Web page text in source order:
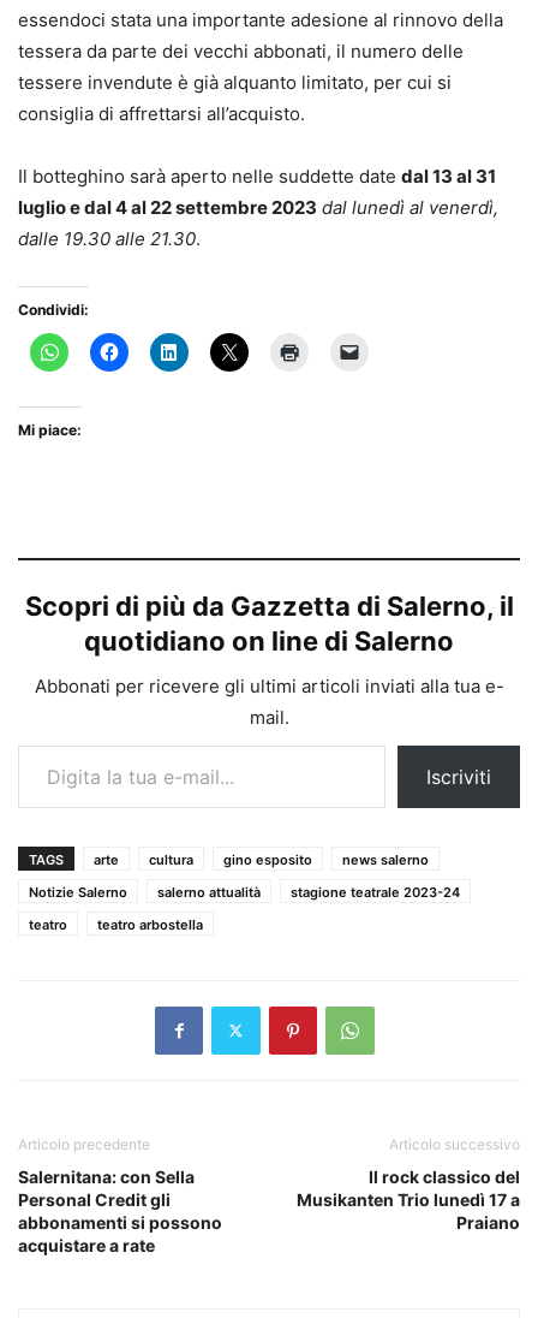
essendoci stata una importante adesione al rinnovo della
tessera da parte dei vecchi abbonati, il numero delle
tessere invendute è già alquanto limitato, per cui si
consiglia di affrettarsi all’acquisto.
Il botteghino sarà aperto nelle suddette date dal 13 al 31
luglio e dal 4 al 22 settembre 2023 dal lunedì al venerdì,
dalle 19.30 alle 21.30.
Condividi:
Mi piace:
Scopri di più da Gazzetta di Salerno, il
quotidiano on line di Salerno
Abbonati per ricevere gli ultimi articoli inviati alla tua e-
mail.
Digita la tua e-mail...
Iscriviti
TAGS arte cultura gino esposito
news salerno
Notizie Salerno
salerno attualità
stagione teatrale 2023-24
teatro
teatro arbostella
Articolo precedente
Salernitana: con Sella
Personal Credit gli
abbonamenti si possono
acquistare a rate
Articolo successivo
Il rock classico del
Musikanten Trio lunedì 17 a
Praiano